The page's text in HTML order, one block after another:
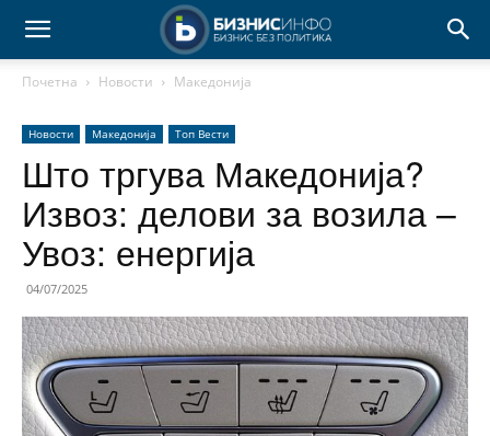
Почетна Новости Македонија
Новости Македонија Топ Вести
Што тргува Македонија?
Извоз: делови за возила –
Увоз: енергија
04/07/2025